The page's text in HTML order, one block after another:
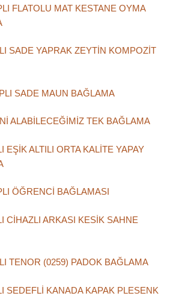
FLATOLU MAT KESTANE OYMA
SADE YAPRAK ZEYTİN KOMPOZİT
SADE MAUN BAĞLAMA
ALABİLECEĞİMİZ TEK BAĞLAMA
EŞİK ALTILI ORTA KALİTE YAPAY
ÖĞRENCİ BAĞLAMASI
CİHAZLI ARKASI KESİK SAHNE
TENOR (0259) PADOK BAĞLAMA
SEDEFLİ KANADA KAPAK PLESENK